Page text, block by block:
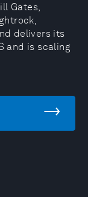
Gates,
delivers its
and is scaling